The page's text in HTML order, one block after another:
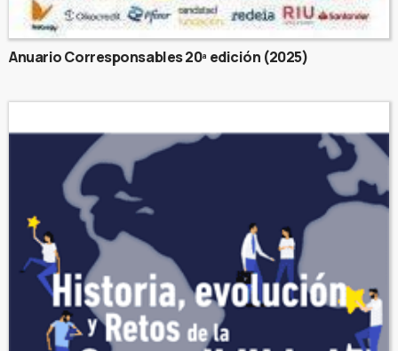
Anuario Corresponsables 20ª edición (2025)